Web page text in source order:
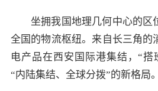
坐拥我国地理几何中心的区
全国的物流枢纽。来自长三角的
电产品在西安国际港集结，“
“内陆集结、全球分拨”的新格局。